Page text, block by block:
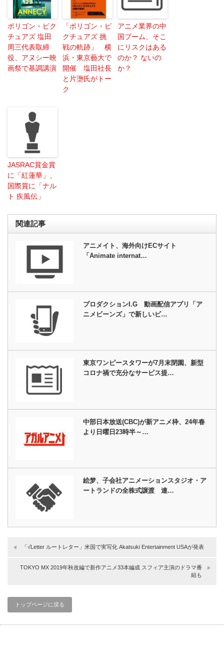
ポリゴン・ピク
チュアズ 塩田
周三代表取締
役、アヌシー映
画祭で基調講演
「ポリゴン・ピ
クチュアズ 挑
戦の軌跡」 横
浜・東京藝大で
開催 塩田社長
と片塰氏がトー
ク
アニメ業界の中
国ブーム、そこ
にリスクはある
のか？ ないの
か？
JASRAC賞金賞
に「紅蓮華」、
国際賞に「ナル
ト 疾風伝」
関連記事
アニメイト、海外向けECサイト
「Animate internat…
プロダクションI.G 動画配信アプリ「ア
ニメビーンズ」で新しいビ…
東京ワンピースタワーが7月末閉園、新型
コロナ禍で充分なサービス提…
中部日本放送(CBC)が新アニメ枠、24年春
より日曜日23時半～…
絵梦、子会社アニメーションスタジオ・ア
ートランドの全株式譲渡 連…
「√Letter ルートレター」米国で実写化 Akatsuki Entertainment USAが発表
TOKYO MX 2019年秋改編で新作アニメ33本編成 スフィア主演のドラマ番
組も
トップページに戻る